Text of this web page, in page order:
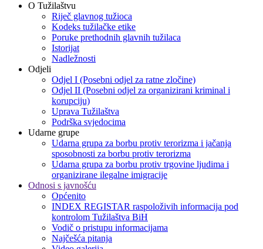
O Tužilaštvu
Riječ glavnog tužioca
Kodeks tužilačke etike
Poruke prethodnih glavnih tužilaca
Istorijat
Nadležnosti
Odjeli
Odjel I (Posebni odjel za ratne zločine)
Odjel II (Posebni odjel za organizirani kriminal i
korupciju)
Uprava Tužilaštva
Podrška svjedocima
Udarne grupe
Udarna grupa za borbu protiv terorizma i jačanja
sposobnosti za borbu protiv terorizma
Udarna grupa za borbu protiv trgovine ljudima i
organizirane ilegalne imigracije
Odnosi s javnošću
Općenito
INDEX REGISTAR raspoloživih informacija pod
kontrolom Tužilaštva BiH
Vodič o pristupu informacijama
Najčešća pitanja